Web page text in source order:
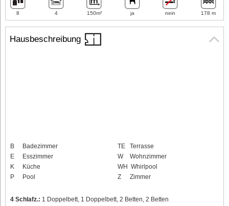
Hausbeschreibung
B
Badezimmer
E
Esszimmer
K
Küche
P
Pool
TE
Terrasse
W
Wohnzimmer
WH Whirlpool
Z
Zimmer
4 Schlafz.: 1 Doppelbett, 1 Doppelbett, 2 Betten, 2 Betten
8 4 150m² ja nein 178 m